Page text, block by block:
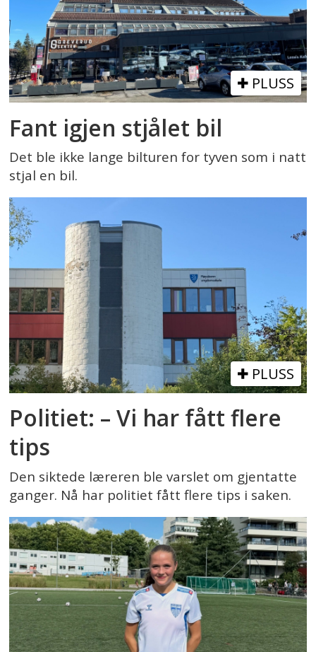
PLUSS
Fant igjen stjålet bil
Det ble ikke lange bilturen for tyven som i natt
stjal en bil.
PLUSS
Politiet: – Vi har fått flere
tips
Den siktede læreren ble varslet om gjentatte
ganger. Nå har politiet fått flere tips i saken.